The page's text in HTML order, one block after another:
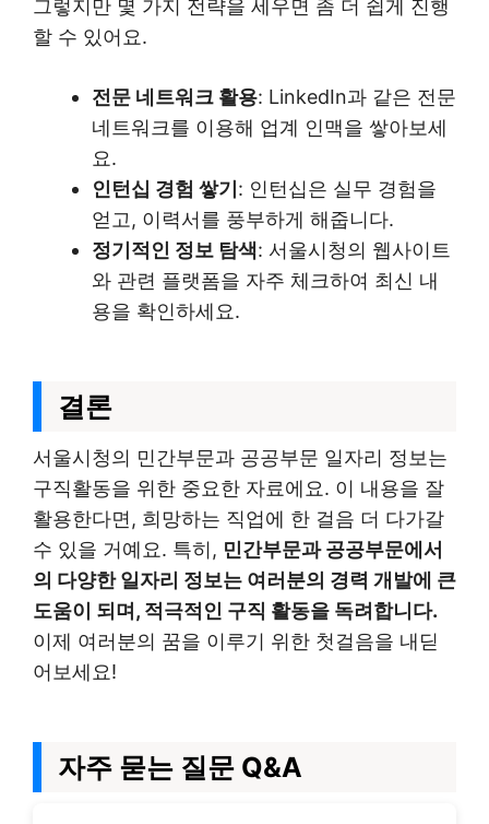
그렇지만 몇 가지 전략을 세우면 좀 더 쉽게 진행
할 수 있어요.
전문 네트워크 활용: LinkedIn과 같은 전문
네트워크를 이용해 업계 인맥을 쌓아보세
요.
인턴십 경험 쌓기 : 인턴십은 실무 경험을
얻고, 이력서를 풍부하게 해줍니다.
정기적인 정보 탐색: 서울시청의 웹사이트
와 관련 플랫폼을 자주 체크하여 최신 내
용을 확인하세요.
결론
서울시청의 민간부문과 공공부문 일자리 정보는
구직활동을 위한 중요한 자료에요. 이 내용을 잘
활용한다면, 희망하는 직업에 한 걸음 더 다가갈
수 있을 거예요. 특히, 민간부문과 공공부문에서
의 다양한 일자리 정보는 여러분의 경력 개발에 큰
도움이 되며, 적극적인 구직 활동을 독려합니다.
이제 여러분의 꿈을 이루기 위한 첫걸음을 내딛
어보세요!
자주 묻는 질문 Q&A